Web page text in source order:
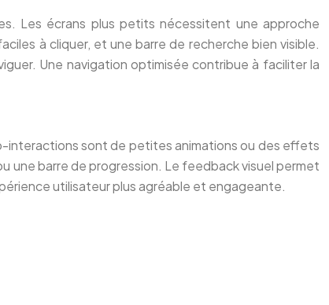
Les écrans plus petits nécessitent une approche
à cliquer, et une barre de recherche bien visible.
Une navigation optimisée contribue à faciliter la
interactions sont de petites animations ou des effets
une barre de progression. Le feedback visuel permet
utilisateur plus agréable et engageante.